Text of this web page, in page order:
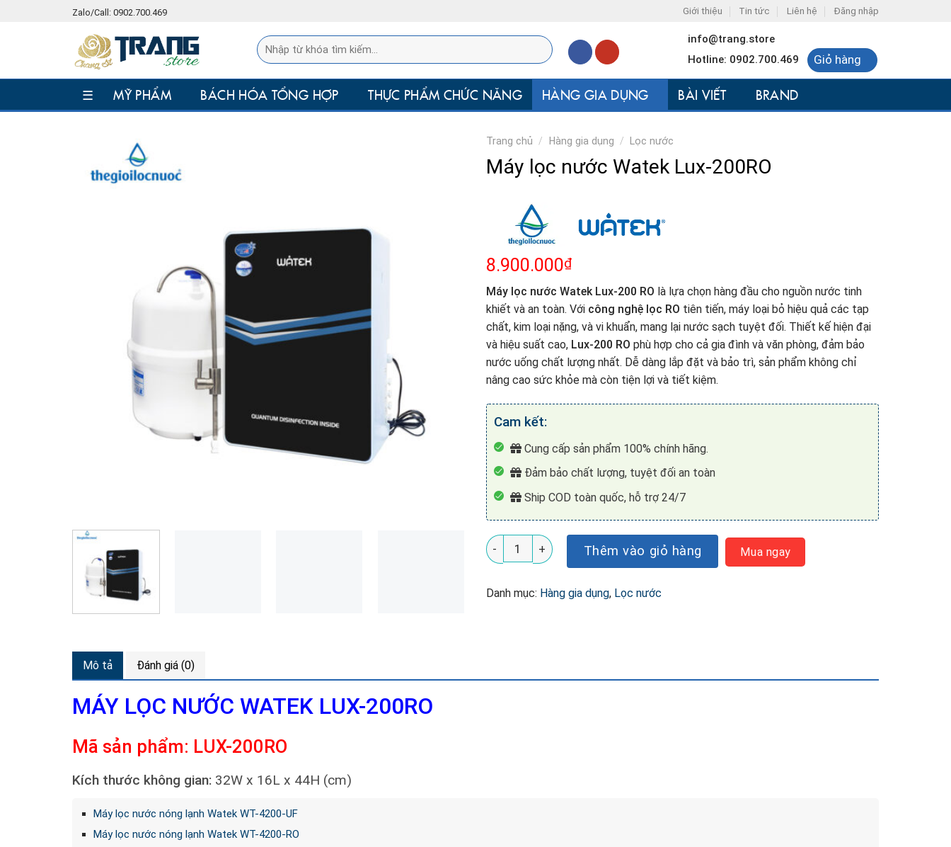
Zalo/Call: 0902.700.469 Giới thiệu Tin tức Liên hệ Đăng nhập
info@trang.store
Hotline: 0902.700.469
Giỏ hàng
☰ MỸ PHẨM BÁCH HÓA TỔNG HỢP THỰC PHẨM CHỨC NĂNG HÀNG GIA DỤNG BÀI VIẾT BRAND
Trang chủ / Hàng gia dụng / Lọc nước
Máy lọc nước Watek Lux-200RO
8.900.000₫
Máy lọc nước Watek Lux-200 RO là lựa chọn hàng đầu cho nguồn nước tinh
khiết và an toàn. Với công nghệ lọc RO tiên tiến, máy loại bỏ hiệu quả các tạp
chất, kim loại nặng, và vi khuẩn, mang lại nước sạch tuyệt đối. Thiết kế hiện đại
và hiệu suất cao, Lux-200 RO phù hợp cho cả gia đình và văn phòng, đảm bảo
nước uống chất lượng nhất. Dễ dàng lắp đặt và bảo trì, sản phẩm không chỉ
nâng cao sức khỏe mà còn tiện lợi và tiết kiệm.
Cam kết:
Cung cấp sản phẩm 100% chính hãng.
Đảm bảo chất lượng, tuyệt đối an toàn
Ship COD toàn quốc, hỗ trợ 24/7
Máy lọc nước Watek Lux-200RO số lượng
Thêm vào giỏ hàng Mua ngay
Danh mục: Hàng gia dụng, Lọc nước
Mô tả Đánh giá (0)
MÁY LỌC NƯỚC WATEK LUX-200RO
Mã sản phẩm: LUX-200RO
Kích thước không gian: 32W x 16L x 44H (cm)
Máy lọc nước nóng lạnh Watek WT-4200-UF
Máy lọc nước nóng lạnh Watek WT-4200-RO